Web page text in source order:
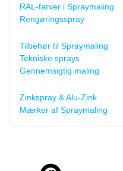
RAL-farver i Spraymaling
Rengøringsspray
Tilbehør til Spraymaling
Tekniske sprays
Gennemsigtig maling
Zinkspray & Alu-Zink
Mærker af Spraymaling